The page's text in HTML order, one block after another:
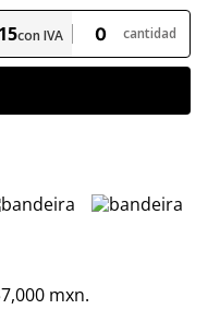
15con IVA cantidad
mxn.